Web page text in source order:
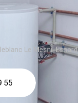
Le Mesnil Esnard
55